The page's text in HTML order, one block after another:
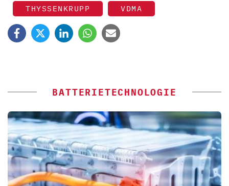
THYSSENKRUPP VDMA
BATTERIETECHNOLOGIE